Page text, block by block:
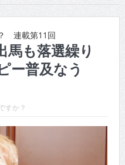
連載第11回
も落選繰り
ー普及なう
すか？